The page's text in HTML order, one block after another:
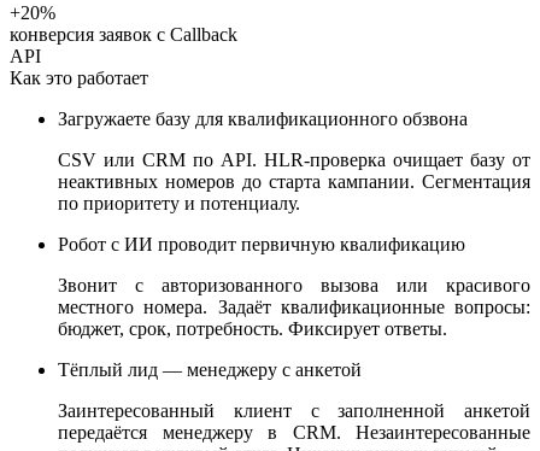
+20%
конверсия заявок с Callback
API
Как это работает
Загружаете базу для квалификационного обзвона
CSV или CRM по API. HLR-проверка очищает базу от
неактивных номеров до старта кампании. Сегментация
по приоритету и потенциалу.
Робот с ИИ проводит первичную квалификацию
Звонит с авторизованного вызова или красивого
местного номера. Задаёт квалификационные вопросы:
бюджет, срок, потребность. Фиксирует ответы.
Тёплый лид — менеджеру с анкетой
Заинтересованный клиент с заполненной анкетой
передаётся менеджеру в CRM. Незаинтересованные